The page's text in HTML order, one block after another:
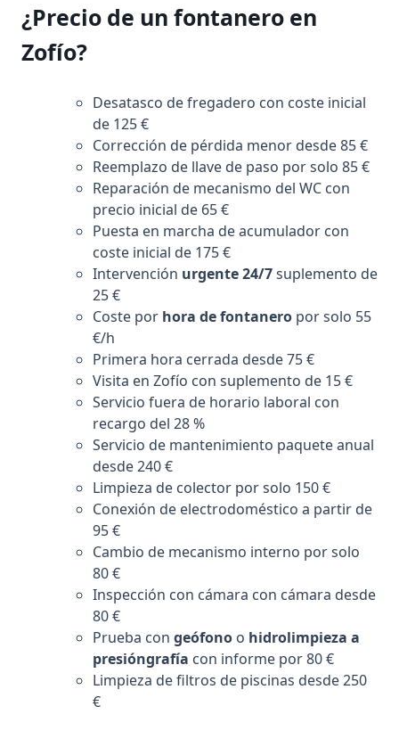
¿Precio de un fontanero en
Zofío?
Desatasco de fregadero con coste inicial
de 125 €
Corrección de pérdida menor desde 85 €
Reemplazo de llave de paso por solo 85 €
Reparación de mecanismo del WC con
precio inicial de 65 €
Puesta en marcha de acumulador con
coste inicial de 175 €
Intervención urgente 24/7suplemento de
25 €
Coste por hora de fontanero por solo 55
€/h
Primera hora cerrada desde 75 €
Visita en Zofío con suplemento de 15 €
Servicio fuera de horario laboral con
recargo del 28 %
Servicio de mantenimiento paquete anual
desde 240 €
Limpieza de colector por solo 150 €
Conexión de electrodoméstico a partir de
95 €
Cambio de mecanismo interno por solo
80 €
Inspección con cámara con cámara desde
80 €
Prueba con geófono o hidrolimpieza a
presióngrafía con informe por 80 €
Limpieza de filtros de piscinas desde 250
€